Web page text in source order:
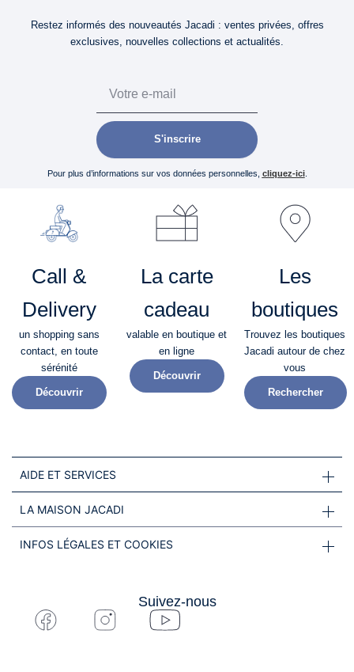
Restez informés des nouveautés Jacadi : ventes privées, offres
exclusives, nouvelles collections et actualités.
S'inscrire
Pour plus d’informations sur vos données personnelles, cliquez-ici.
Call &
Delivery
un shopping sans
contact, en toute
sérénité​
Découvrir
La carte
cadeau
valable en boutique et
en ligne
Découvrir
Les
boutiques
Trouvez les boutiques
Jacadi autour de chez
vous
Rechercher
AIDE ET SERVICES
LA MAISON JACADI
INFOS LÉGALES ET COOKIES
Suivez-nous